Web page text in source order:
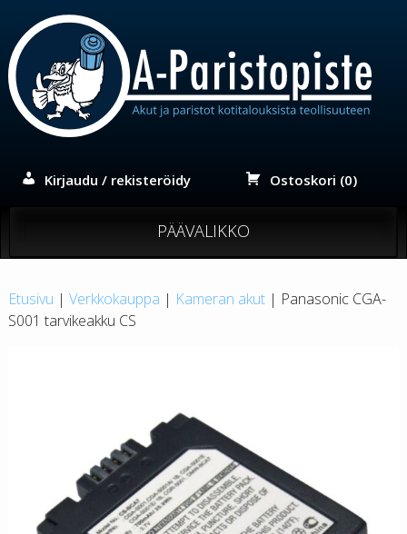
sisältöön
Kirjaudu / rekisteröidy Ostoskori (0)
PÄÄVALIKKO
Etusivu | Verkkokauppa | Kameran akut| Panasonic CGA-
S001 tarvikeakku CS